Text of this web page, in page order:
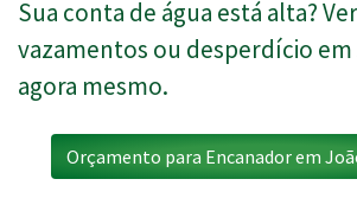
Sua conta de água está alta?
vazamentos ou desperdício em
agora mesmo.
Orçamento para Encanador em